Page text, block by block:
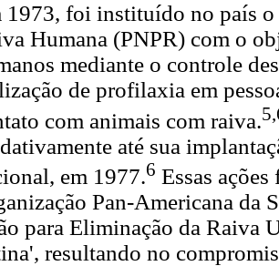
1973, foi instituído no país
Humana (PNPR) com o
mediante o controle
de profilaxia em
com animais com raiva.
até sua
em 1977.6 Essas
Pan-Americana da
para Eliminação da Raiva
resultando no